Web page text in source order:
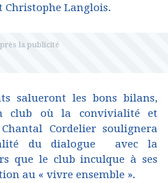
Christophe Langlois.
salueront les bons bilans,
club où la convivialité et
Cordelier soulignera
du dialogue avec la
que le club inculque à ses
au « vivre ensemble ».